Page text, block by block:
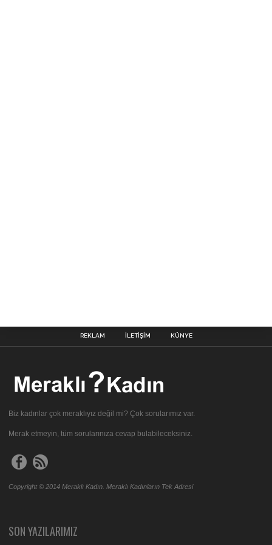
REKLAM İLETIŞIM KÜNYE
Biz kadınlar çok meraklıyız değil mi? Çok sorularımız var.
Merak etmeyin, tüm sorularınıza cevap bulabileceksiniz.
Copyright © 2014 Meraklı Kadın. Meraklı Kadınların Tek Adresi
SON YAZILARIMIZ